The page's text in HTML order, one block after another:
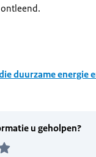
duurzame energie